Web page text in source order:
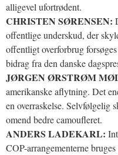
alligevel ufortrødent.
CHRISTEN SØRENSEN:
offentlige underskud, der
offentligt overforbrug
bidrag fra den danske
JØRGEN ØRSTRØM
amerikanske aflytning. Det
en overraskelse. Selvfølgelig
omend bedre camoufleret.
ANDERS LADEKARL:
COP-arrangementerne